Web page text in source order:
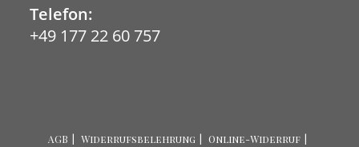
Telefon:
+49 177 22 60 757
AGB Widerrufsbelehrung Online-Widerruf